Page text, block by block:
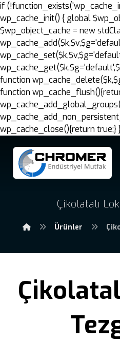
if
wp_cache_init() { global
$wp_object_cache = new
function
function
wp_cache_close(){return true;}
Çikolatalı
Ürünler